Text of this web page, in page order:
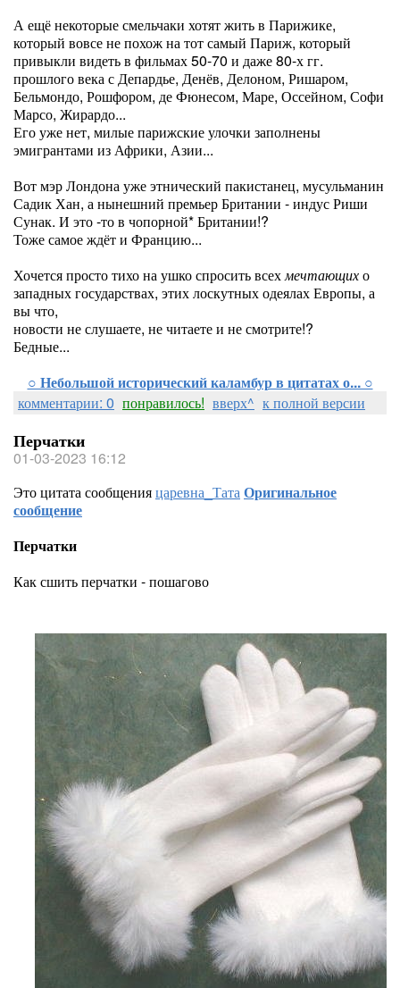
А ещё некоторые смельчаки хотят жить в Парижике,
который вовсе не похож на тот самый Париж, который
привыкли видеть в фильмах 50-70 и даже 80-х гг.
прошлого века с Депардье, Денёв, Делоном, Ришаром,
Бельмондо, Рошфором, де Фюнесом, Маре, Оссейном, Софи
Марсо, Жирардо...
Его уже нет, милые парижские улочки заполнены
эмигрантами из Африки, Азии...
Вот мэр Лондона уже этнический пакистанец, мусульманин
Садик Хан, а нынешний премьер Британии - индус Риши
Сунак. И это -то в чопорной* Британии!?
Тоже самое ждёт и Францию...
Хочется просто тихо на ушко спросить всехмечтающихо
западных государствах, этих лоскутных одеялах Европы, а
вы что,
новости не слушаете, не читаете и не смотрите!?
Бедные...
○ Небольшой исторический каламбур в цитатах о... ○
комментарии: 0 понравилось! вверх^ к полной версии
Перчатки
01-03-2023 16:12
Это цитата сообщенияцаревна_ТатаОригинальное
сообщение
Перчатки
Как сшить перчатки - пошагово